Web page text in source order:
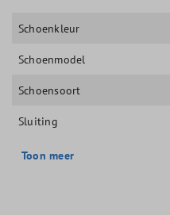
Schoenkleur
Schoenmodel
Schoensoort
Sluiting
Toon meer